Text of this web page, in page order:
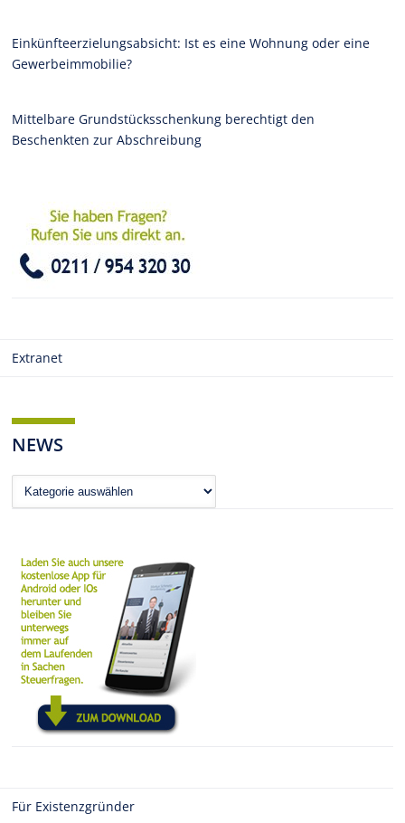
Einkünfteerzielungsabsicht: Ist es eine Wohnung oder eine
Gewerbeimmobilie?
Mittelbare Grundstücksschenkung berechtigt den
Beschenkten zur Abschreibung
Extranet
NEWS
News
Für Existenzgründer